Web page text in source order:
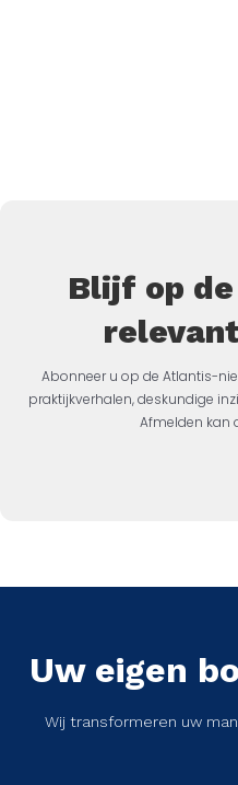
Blijf op
Abonneer u op de Atlantis-
praktijkverhalen, deskundige
Afmelden kan
Uw eigen
Wij transformeren uw